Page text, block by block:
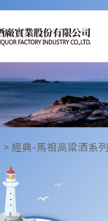
> 經典-馬祖高粱酒系列